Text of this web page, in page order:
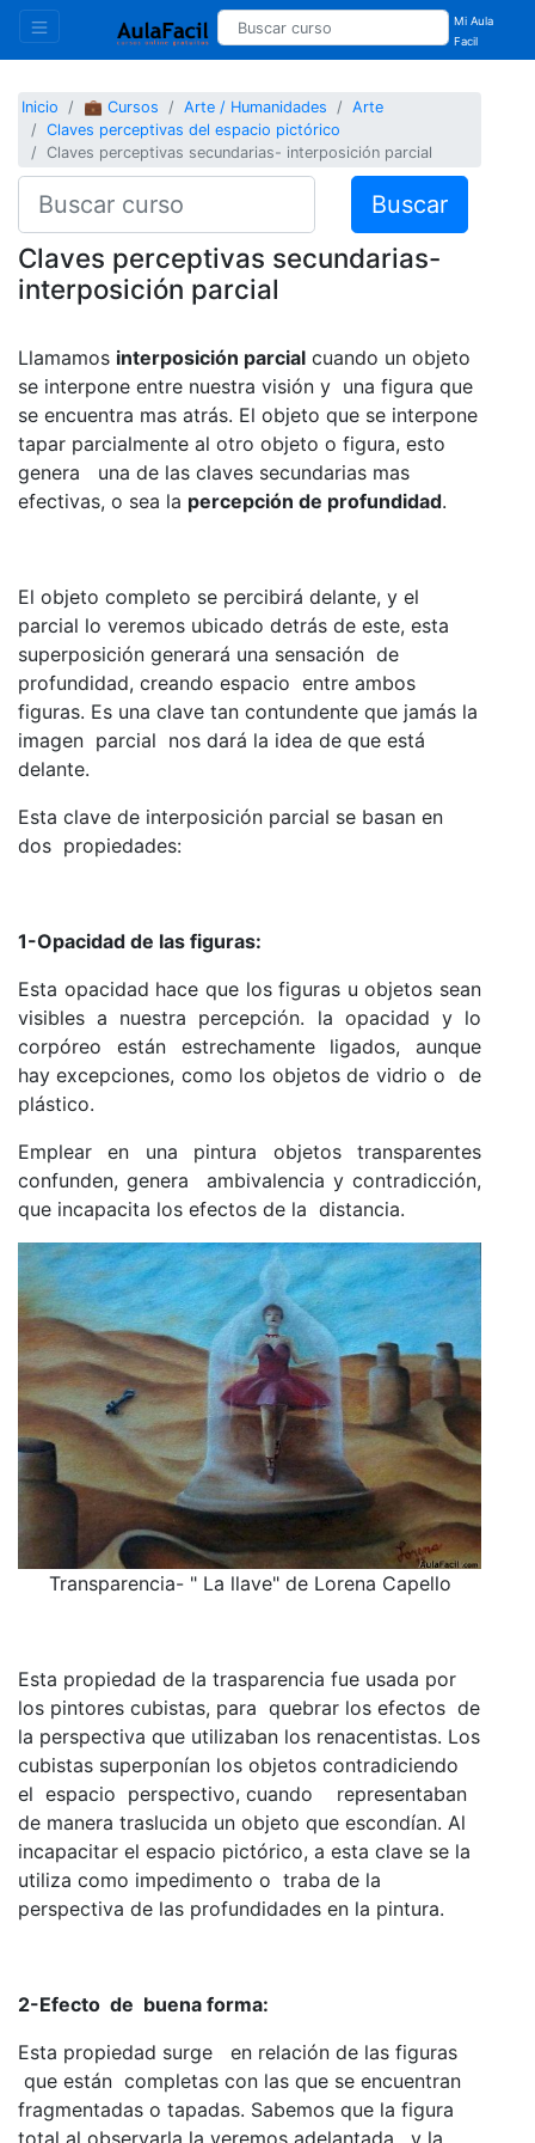
Mi Aula
Facil
Inicio 💼 Cursos Arte / Humanidades
Arte
Claves perceptivas del espacio pictórico
Claves perceptivas secundarias- interposición parcial
Buscar
Claves perceptivas secundarias-
interposición parcial
Llamamos interposición parcial cuando un objeto
se interpone entre nuestra visión y una figura que
se encuentra mas atrás. El objeto que se interpone
tapar parcialmente al otro objeto o figura, esto
genera una de las claves secundarias mas
efectivas, o sea la percepción de profundidad.
El objeto completo se percibirá delante, y el
parcial lo veremos ubicado detrás de este, esta
superposición generará una sensación de
profundidad, creando espacio entre ambos
figuras. Es una clave tan contundente que jamás la
imagen parcial nos dará la idea de que está
delante.
Esta clave de interposición parcial se basan en
dos propiedades:
1-Opacidad de las figuras:
Esta opacidad hace que los figuras u objetos sean
visibles a nuestra percepción. la opacidad y lo
corpóreo están estrechamente ligados, aunque
hay excepciones, como los objetos de vidrio o de
plástico.
Emplear en una pintura objetos transparentes
confunden, genera ambivalencia y contradicción,
que incapacita los efectos de la distancia.
Transparencia- " La llave" de Lorena Capello
Esta propiedad de la trasparencia fue usada por
los pintores cubistas, para quebrar los efectos de
la perspectiva que utilizaban los renacentistas. Los
cubistas superponían los objetos contradiciendo
el espacio perspectivo, cuando representaban
de manera traslucida un objeto que escondían. Al
incapacitar el espacio pictórico, a esta clave se la
utiliza como impedimento o traba de la
perspectiva de las profundidades en la pintura.
2-Efecto de buena forma:
Esta propiedad surge en relación de las figuras
que están completas con las que se encuentran
fragmentadas o tapadas. Sabemos que la figura